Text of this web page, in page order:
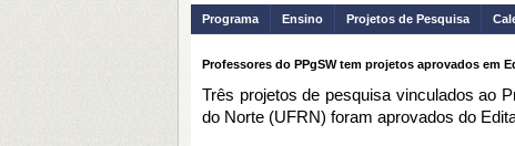
Programa Ensino Projetos de Pesquisa
Professores do PPgSW tem projetos aprovados em
Três projetos de pesquisa vinculados ao
do Norte (UFRN) foram aprovados do